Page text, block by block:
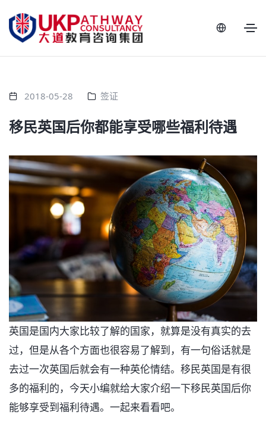
2018-05-28 签证
移民英国后你都能享受哪些福利待遇
英国是国内大家比较了解的国家，就算是没有真实的去
过，但是从各个方面也很容易了解到，有一句俗话就是
去过一次英国后就会有一种英伦情结。移民英国是有很
多的福利的，今天小编就给大家介绍一下移民英国后你
能够享受到福利待遇。一起来看看吧。